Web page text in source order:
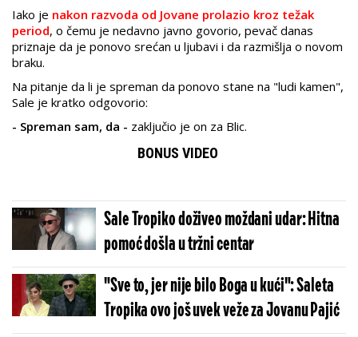
Iako je nakon razvoda od Jovane prolazio kroz težak
period, o čemu je nedavno javno govorio, pevač danas
priznaje da je ponovo srećan u ljubavi i da razmišlja o novom
braku.
Na pitanje da li je spreman da ponovo stane na "ludi kamen",
Sale je kratko odgovorio:
- Spreman sam, da - zaključio je on za Blic.
BONUS VIDEO
Sale Tropiko doživeo moždani udar: Hitna
pomoć došla u tržni centar
"Sve to, jer nije bilo Boga u kući": Saleta
Tropika ovo još uvek veže za Jovanu Pajić